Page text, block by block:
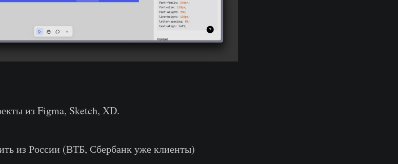
из Figma, Sketch, XD.
из России (ВТБ, Сбербанк уже клиенты)